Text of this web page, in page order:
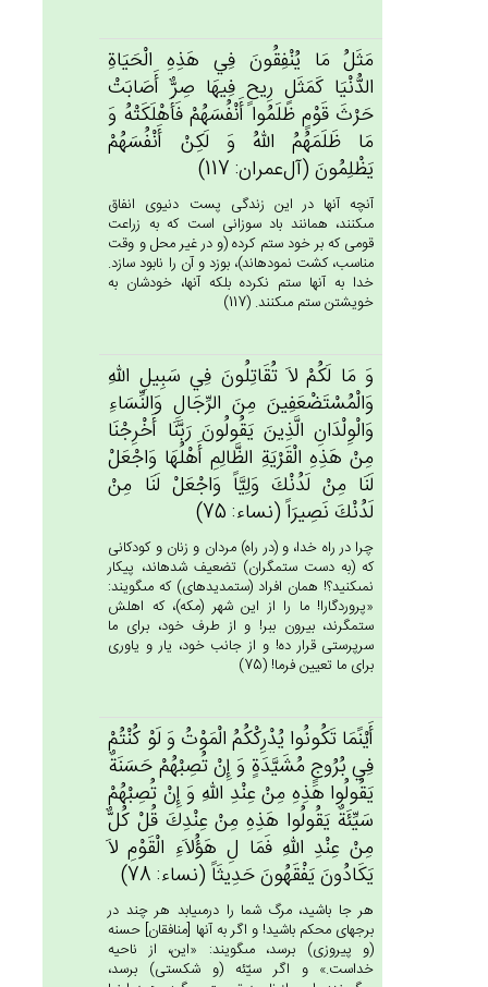
مَثَل‌ُ مَا يُنْفِقُون‌َ فِي‌ هَذِه‌ِ الْحَيَاة‌ِ
الدُّنْيَا كَمَثَل‌ِ رِيح‌ٍ فِيهَا صِرٌّ أَصَابَت‌ْ
حَرْث‌َ قَوْم‌ٍ ظَلَمُوا أَنْفُسَهُم‌ْ فَأَهْلَكَتْه‌ُ وَ
مَا ظَلَمَهُم‌ُ الله‌ُ وَ لَكِنْ‌ أَنْفُسَهُم‌ْ
يَظْلِمُون‌َ (آل‌عمران: 117)
آنچه آنها در اين زندگى پست دنيوى انفاق
مى‏كنند، همانند باد سوزانى است كه به زراعت
قومى كه بر خود ستم كرده (و در غير محل و وقت
مناسب، كشت نموده‏اند)، بوزد و آن را نابود سازد.
خدا به آنها ستم نكرده بلكه آنها، خودشان به
خويشتن ستم مى‏كنند. (117)
وَ مَا لَكُم‌ْ لاَ تُقَاتِلُون‌َ فِي‌ سَبِيل‌ِ الله‌ِ
وَالْمُسْتَضْعَفِين‌َ مِن‌َ الرِّجَال‌ِ وَالنِّسَاءِ
وَالْوِلْدَان‌ِ الَّذِين‌َ يَقُولُون‌َ رَبَّنَا أَخْرِجْنَا
مِن‌ْ هَذِه‌ِ الْقَرْيَة‌ِ الظَّالِم‌ِ أَهْلُهَا وَاجْعَلْ‌
لَنَا مِنْ‌ لَدُنْك‌َ وَلِيَّاً وَاجْعَل‌ْ لَنَا مِنْ‌
لَدُنْك‌َ نَصِيرَاً (نساء: 75)
چرا در راه خدا، و (در راه) مردان و زنان و كودكانى
كه (به دست ستمگران) تضعيف شده‏اند، پيكار
نمى‏كنيد؟! همان افراد (ستمديده‏اى) كه مى‏گويند:
«پروردگارا! ما را از اين شهر (مكه)، كه اهلش
ستمگرند، بيرون ببر! و از طرف خود، براى ما
سرپرستى قرار ده! و از جانب خود، يار و ياورى
براى ما تعيين فرما! (75)
أَيْنََمَا تَكُونُوا يُدْرِكْكُم‌ُ الْمَوْت‌ُ وَ لَوْ كُنْتُم‌ْ
فِي‌ بُرُوج‌ٍ مُشَيَّدَة‌ٍ وَ إِنْ‌ تُصِبْهُم‌ْ حَسَنَة‌ٌ
يَقُولُوا هَذِه‌ِ مِن‌ْ عِنْدِ الله‌ِ وَ إِنْ‌ تُصِبْهُم‌ْ
سَيِّئَة‌ٌ يَقُولُوا هَذِه‌ِ مِنْ‌ عِنْدِك‌َ قُل‌ْ كُل‌ٌّ
مِن‌ْ عِنْدِ الله‌ِ فَمَا ل‌ِ هَؤُلاَءِ الْقَوْم‌ِ لاَ
يَكَادُون‌َ يَفْقَهُون‌َ حَدِيثَاً (نساء: 78)
هر جا باشيد، مرگ شما را درمى‏يابد هر چند در
برجهاى محكم باشيد! و اگر به آنها [منافقان‏] حسنه
(و پيروزى) برسد، مى‏گويند: «اين، از ناحيه
خداست.» و اگر سيّئه (و شكستى) برسد،